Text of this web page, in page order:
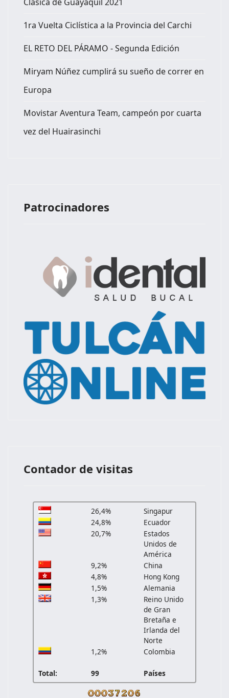
1ra Vuelta Ciclística a la Provincia del Carchi
EL RETO DEL PÁRAMO - Segunda Edición
Miryam Núñez cumplirá su sueño de correr en
Europa
Movistar Aventura Team, campeón por cuarta
vez del Huairasinchi
Patrocinadores
Contador de visitas
26,4%
Singapur
24,8%
Ecuador
20,7%
Estados
Unidos de
América
9,2%
China
4,8%
Hong Kong
1,5%
Alemania
1,3%
Reino Unido
de Gran
Bretaña e
Irlanda del
Norte
1,2%
Colombia
Total: 99 Países